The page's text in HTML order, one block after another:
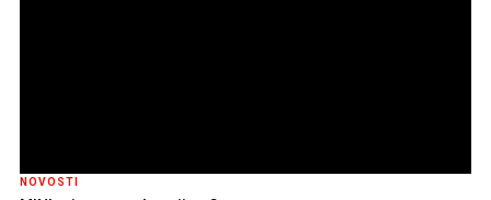
NOVOSTI